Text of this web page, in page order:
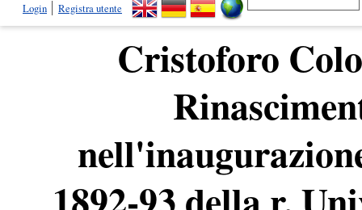
Login
Registra utente
Cristoforo